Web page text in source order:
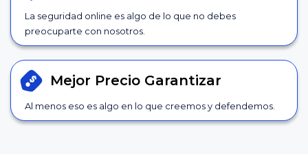
La seguridad online es algo de lo que no debes
preocuparte con nosotros.
Mejor Precio Garantizar
Al menos eso es algo en lo que creemos y defendemos.